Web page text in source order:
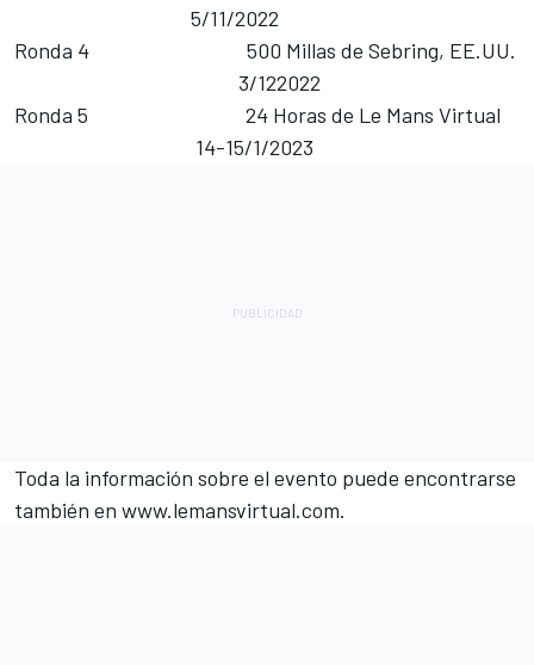
5/11/2022
Ronda 4 500 Millas de Sebring, EE.UU.
3/122022
Ronda 5 24 Horas de Le Mans Virtual
14-15/1/2023
Toda la información sobre el evento puede encontrarse
también en www.lemansvirtual.com.